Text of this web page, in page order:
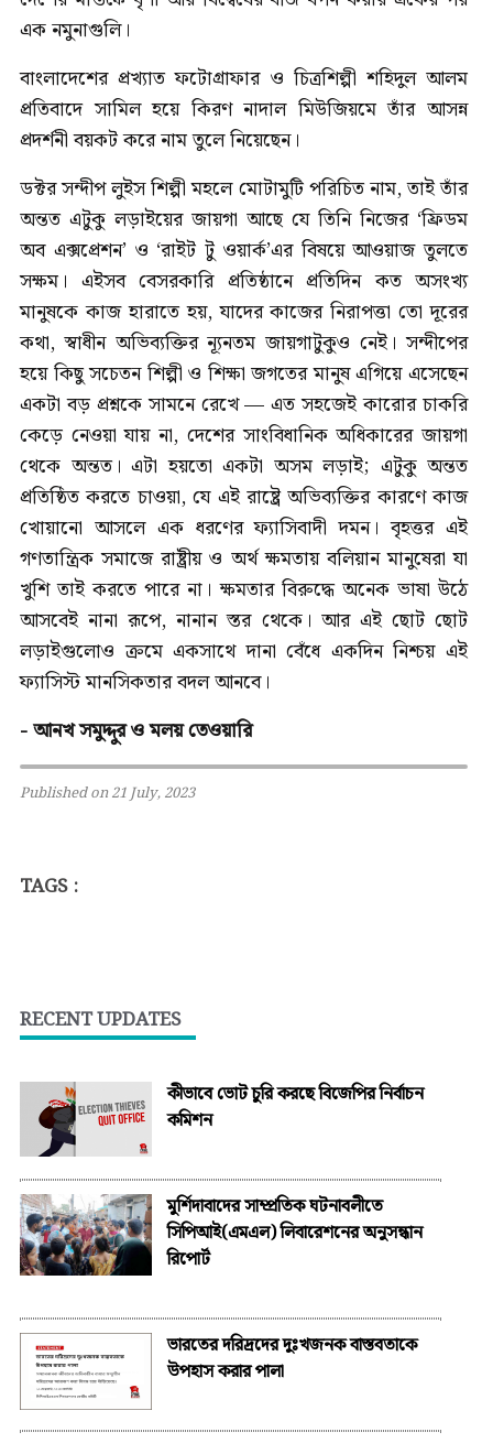
এক নমুনাগুলি।
বাংলাদেশের প্রখ্যাত ফটোগ্রাফার ও চিত্রশিল্পী শহিদুল আলম
প্রতিবাদে সামিল হয়ে কিরণ নাদাল মিউজিয়মে তাঁর আসন্ন
প্রদর্শনী বয়কট করে নাম তুলে নিয়েছেন।
ডক্টর সন্দীপ লুইস শিল্পী মহলে মোটামুটি পরিচিত নাম, তাই তাঁর
অন্তত এটুকু লড়াইয়ের জায়গা আছে যে তিনি নিজের ‘ফ্রিডম
অব এক্সপ্রেশন’ ও ‘রাইট টু ওয়ার্ক’এর বিষয়ে আওয়াজ তুলতে
সক্ষম। এইসব বেসরকারি প্রতিষ্ঠানে প্রতিদিন কত অসংখ্য
মানুষকে কাজ হারাতে হয়, যাদের কাজের নিরাপত্তা তো দূরের
কথা, স্বাধীন অভিব্যক্তির ন্যূনতম জায়গাটুকুও নেই। সন্দীপের
হয়ে কিছু সচেতন শিল্পী ও শিক্ষা জগতের মানুষ এগিয়ে এসেছেন
একটা বড় প্রশ্নকে সামনে রেখে — এত সহজেই কারোর চাকরি
কেড়ে নেওয়া যায় না, দেশের সাংবিধানিক অধিকারের জায়গা
থেকে অন্তত। এটা হয়তো একটা অসম লড়াই; এটুকু অন্তত
প্রতিষ্ঠিত করতে চাওয়া, যে এই রাষ্ট্রে অভিব্যক্তির কারণে কাজ
খোয়ানো আসলে এক ধরণের ফ্যাসিবাদী দমন। বৃহত্তর এই
গণতান্ত্রিক সমাজে রাষ্ট্রীয় ও অর্থ ক্ষমতায় বলিয়ান মানুষেরা যা
খুশি তাই করতে পারে না। ক্ষমতার বিরুদ্ধে অনেক ভাষা উঠে
আসবেই নানা রূপে, নানান স্তর থেকে। আর এই ছোট ছোট
লড়াইগুলোও ক্রমে একসাথে দানা বেঁধে একদিন নিশ্চয় এই
ফ্যাসিস্ট মানসিকতার বদল আনবে।
- আনখ সমুদ্দুর ও মলয় তেওয়ারি
Published on 21 July, 2023
TAGS :
RECENT UPDATES
কীভাবে ভোট চুরি করছে বিজেপির নির্বাচন
কমিশন
মুর্শিদাবাদের সাম্প্রতিক ঘটনাবলীতে
সিপিআই(এমএল) লিবারেশনের অনুসন্ধান
রিপোর্ট
ভারতের দরিদ্রদের দুঃখজনক বাস্তবতাকে
উপহাস করার পালা